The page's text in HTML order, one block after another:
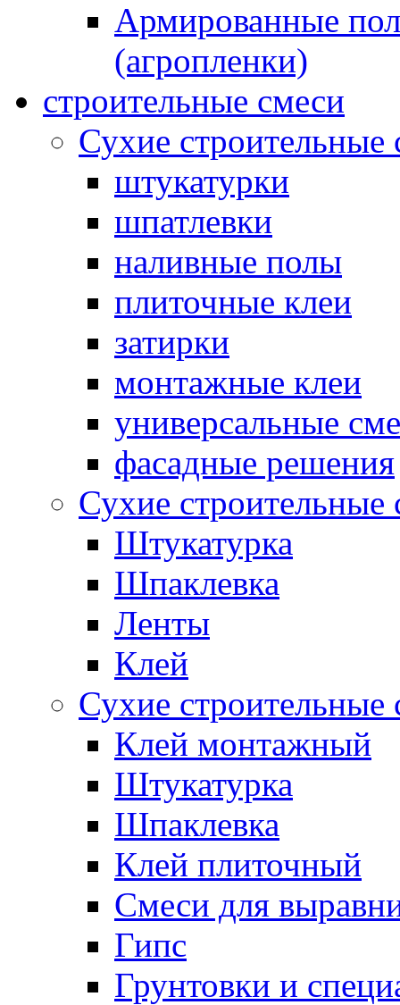
Армированные
(агропленки)
строительные смеси
Сухие строительные
штукатурки
шпатлевки
наливные полы
плиточные клеи
затирки
монтажные клеи
универсальные
фасадные решения
Сухие
Штукатурка
Шпаклевка
Ленты
Клей
Сухие
Клей монтажный
Штукатурка
Шпаклевка
Клей плиточный
Смеси для
Гипс
Грунтовки и